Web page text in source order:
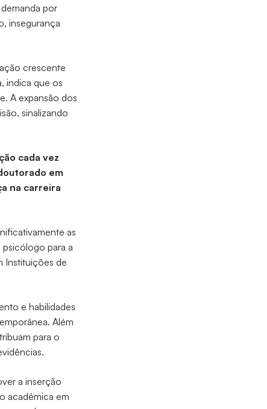
por
insegurança
crescente
indica que os
A expansão dos
sinalizando
cada vez
em
na carreira
as
para a
Instituições de
e habilidades
Além
para o
a inserção
acadêmica em